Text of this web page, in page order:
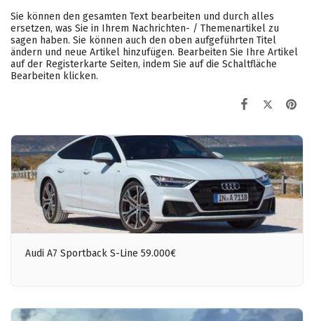
Sie können den gesamten Text bearbeiten und durch alles
ersetzen, was Sie in Ihrem Nachrichten- / Themenartikel zu
sagen haben. Sie können auch den oben aufgeführten Titel
ändern und neue Artikel hinzufügen. Bearbeiten Sie Ihre Artikel
auf der Registerkarte Seiten, indem Sie auf die Schaltfläche
Bearbeiten klicken.
Audi A7 Sportback S-Line 59.000€